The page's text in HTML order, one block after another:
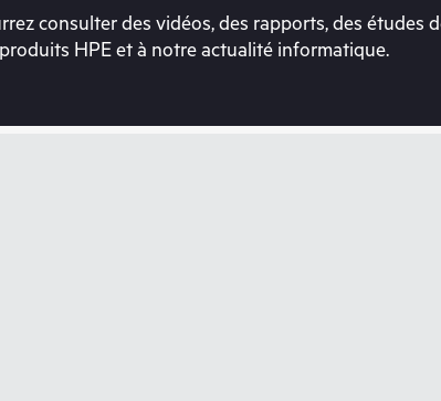
est actuellement
consulter des vidéos, des rapports, des études
produits HPE et à notre actualité informatique.